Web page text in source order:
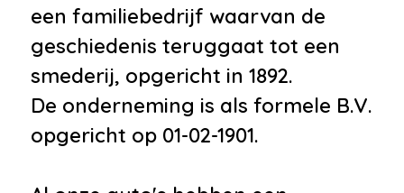
een familiebedrijf waarvan de
geschiedenis teruggaat tot een
smederij, opgericht in 1892.
De onderneming is als formele B.V.
opgericht op 01-02-1901.